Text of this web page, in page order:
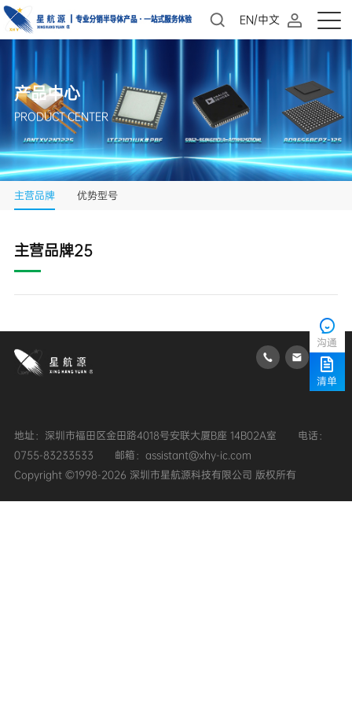
EN/中文
产品中心
PRODUCT CENTER
主营品牌 优势型号
主营品牌25
地址：深圳市福田区金田路4018号安联大厦B座 14B02A室
0755-83233533
邮箱：assistant@xhy-ic.com
Copyright ©1998-2026 深圳市星航源科技有限公司 版权所有
沟通
清单